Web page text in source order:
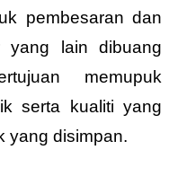
pembesaran dan
yang lain dibuang
memupuk
serta kualiti yang
yang disimpan.